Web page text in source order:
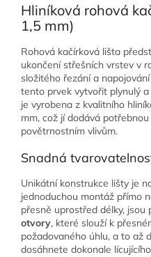
Hliníková rohová
1,5 mm)
Rohová kačírková lišta
ukončení střešních vrstev v
složitého řezání a
tento prvek vytvořit plynulý
je vyrobena z kvalitního
mm, což jí dodává
povětrnostním vlivům.
Snadná
Unikátní konstrukce lišty je
jednoduchou montáž přímo
přesně uprostřed délky, jsou
otvory, které slouží k
požadovaného úhlu, a to až
dosáhnete dokonale